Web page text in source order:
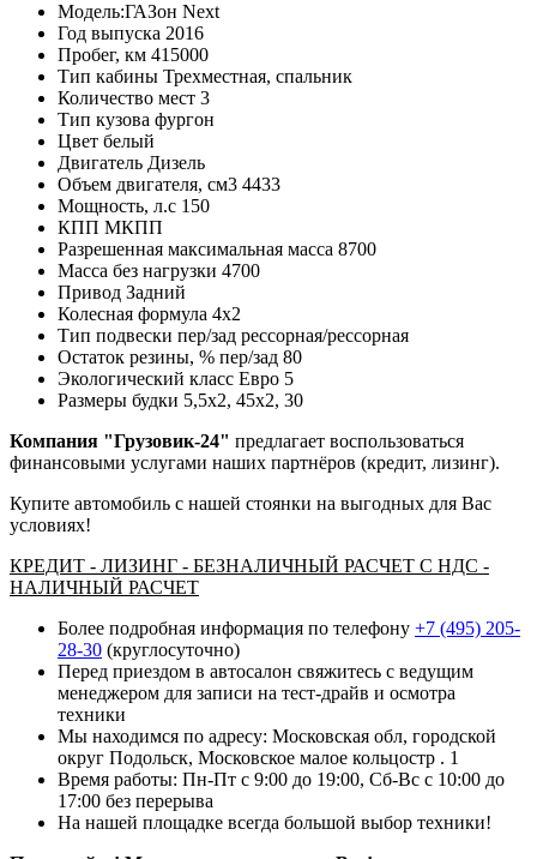
Модель:ГАЗон Next
Год выпуска 2016
Пробег, км 415000
Тип кабины Трехместная, спальник
Количество мест 3
Тип кузовa фургон
Цвет белый
Двигатель Дизель
Объем двигателя, см3 4433
Мощность, л.с 150
КПП МКПП
Разрешенная максимальная масса 8700
Масса без нагрузки 4700
Привод Задний
Колесная формула 4х2
Тип подвески пер/зад рессорная/рессорная
Остаток резины, % пер/зад 80
Экологический класс Евро 5
Размеры будки 5,5х2, 45х2, 30
Компания "Грузовик-24" предлагает воспользоваться
финансовыми услугами наших партнёров (кредит, лизинг).
Купите автомобиль с нашей стоянки на выгодных для Вас
условиях!
КРЕДИТ - ЛИЗИНГ - БЕЗНАЛИЧНЫЙ РАСЧЕТ С НДС -
НАЛИЧНЫЙ РАСЧЕТ
Более подробная информация по телефону +7 (495) 205-
28-30 (круглосуточно)
Перед приездом в автосалон свяжитесь с ведущим
менеджером для записи на тест-драйв и осмотра
техники
Мы находимся по адресу: Московская обл, городской
округ Подольск, Московское малое кольцостр . 1
Время работы: Пн-Пт с 9:00 до 19:00, Сб-Вс с 10:00 до
17:00 без перерыва
На нашей площадке всегда большой выбор техники!